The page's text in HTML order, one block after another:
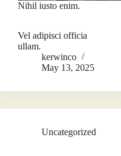
Nihil iusto enim.
Vel adipisci officia
ullam.
kerwinco
May 13, 2025
Uncategorized